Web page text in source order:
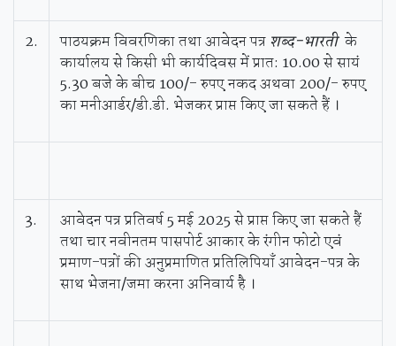
2. पाठयक्रम विवरणिका तथा आवेदन पत्रशब्द-भारतीके
कार्यालय से किसी भी कार्यदिवस में प्रात: 10.00 से सायं
5.30 बजे के बीच 100/- रुपए नकद अथवा 200/- रुपए
का मनीआर्डर/डी.डी. भेजकर प्राप्त किए जा सकते हैं ।
3.
आवेदन पत्र प्रतिवर्ष 5 मई 2025 से प्राप्त किए जा सकते हैं
तथा चार नवीनतम पासपोर्ट आकार के रंगीन फोटो एवं
प्रमाण-पत्रों की अनुप्रमाणित प्रतिलिपियाँ आवेदन-पत्र के
साथ भेजना/जमा करना अनिवार्य है ।